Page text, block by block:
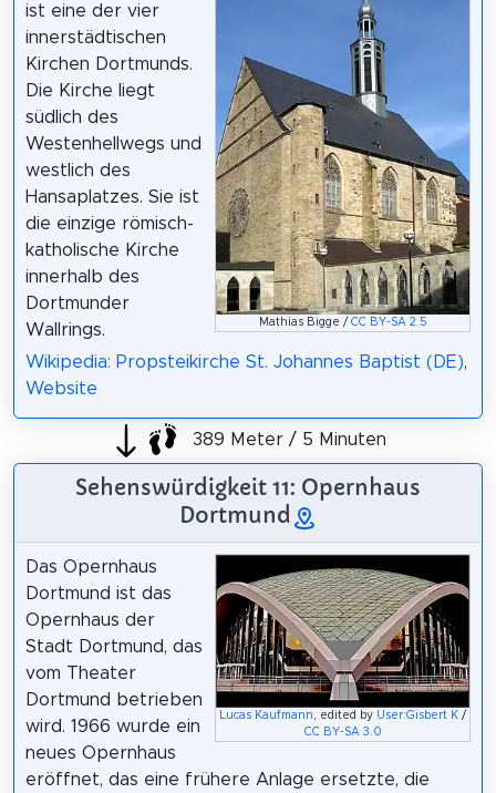
Mathias Bigge / CC BY-SA 2.5
ist eine der vier
innerstädtischen
Kirchen Dortmunds.
Die Kirche liegt
südlich des
Westenhellwegs und
westlich des
Hansaplatzes. Sie ist
die einzige römisch-
katholische Kirche
innerhalb des
Dortmunder
Wallrings.
Wikipedia: Propsteikirche St. Johannes Baptist (DE),
Website
389 Meter / 5 Minuten
Sehenswürdigkeit 11: Opernhaus
Dortmund
Lucas Kaufmann , edited by User:Gisbert K /
CC BY-SA 3.0
Das Opernhaus
Dortmund ist das
Opernhaus der
Stadt Dortmund, das
vom Theater
Dortmund betrieben
wird. 1966 wurde ein
neues Opernhaus
eröffnet, das eine frühere Anlage ersetzte, die